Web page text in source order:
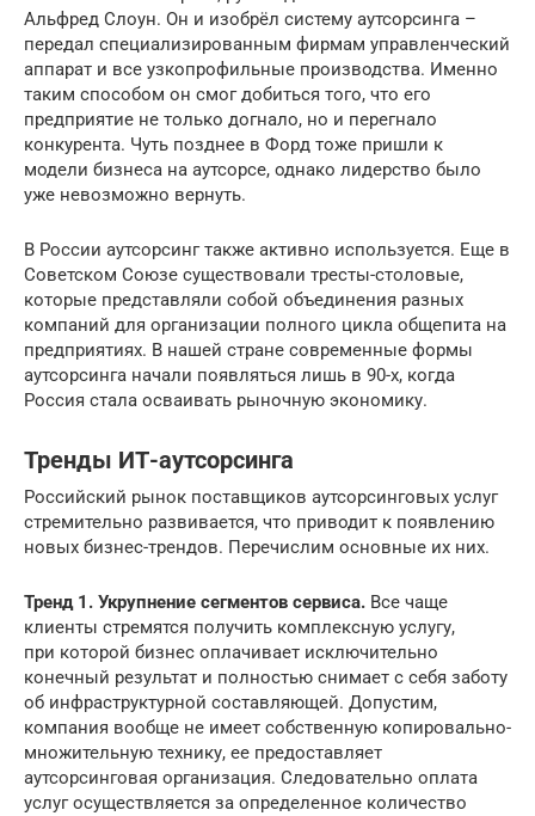
Альфред Слоун. Он и изобрёл систему аутсорсинга –
передал специализированным фирмам управленческий
аппарат и все узкопрофильные производства. Именно
таким способом он смог добиться того, что его
предприятие не только догнало, но и перегнало
конкурента. Чуть позднее в Форд тоже пришли к
модели бизнеса на аутсорсе, однако лидерство было
уже невозможно вернуть.
В России аутсорсинг также активно используется. Еще в
Советском Союзе существовали тресты-столовые,
которые представляли собой объединения разных
компаний для организации полного цикла общепита на
предприятиях. В нашей стране современные формы
аутсорсинга начали появляться лишь в 90-х, когда
Россия стала осваивать рыночную экономику.
Тренды ИТ-аутсорсинга
Российский рынок поставщиков аутсорсинговых услуг
стремительно развивается, что приводит к появлению
новых бизнес-трендов. Перечислим основные их них.
Тренд 1. Укрупнение сегментов сервиса. Все чаще
клиенты стремятся получить комплексную услугу,
при которой бизнес оплачивает исключительно
конечный результат и полностью снимает с себя заботу
об инфраструктурной составляющей. Допустим,
компания вообще не имеет собственную копировально-
множительную технику, ее предоставляет
аутсорсинговая организация. Следовательно оплата
услуг осуществляется за определенное количество